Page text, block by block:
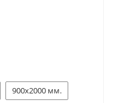
900x2000 мм.